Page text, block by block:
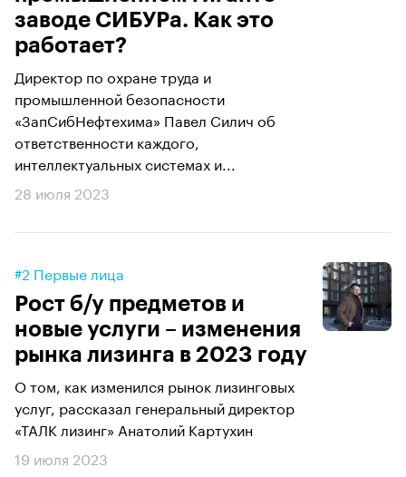
заводе СИБУРа. Как это
работает?
Директор по охране труда и
промышленной безопасности
«ЗапСибНефтехима» Павел Силич об
ответственности каждого,
интеллектуальных системах и...
28 июля 2023
#2 Первые лица
Рост б/у предметов и
новые услуги – изменения
рынка лизинга в 2023 году
О том, как изменился рынок лизинговых
услуг, рассказал генеральный директор
«ТАЛК лизинг» Анатолий Картухин
19 июля 2023